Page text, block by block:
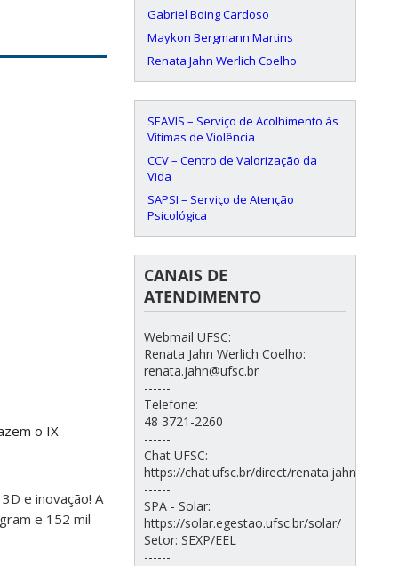
o IX
e inovação! A
e 152 mil
Gabriel Boing Cardoso
Maykon Bergmann Martins
Renata Jahn Werlich Coelho
SEAVIS – Serviço de Acolhimento às
Vítimas de Violência
CCV – Centro de Valorização da
Vida
SAPSI – Serviço de Atenção
Psicológica
CANAIS DE
ATENDIMENTO
Webmail UFSC:
Renata Jahn Werlich Coelho:
renata.jahn@ufsc.br
------
Telefone:
48 3721-2260
------
Chat UFSC:
https://chat.ufsc.br/direct/renata.jahn
------
SPA - Solar:
https://solar.egestao.ufsc.br/solar/
Setor: SEXP/EEL
------